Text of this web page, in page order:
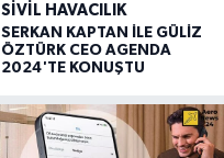
SIVIL HAVACILIK
SERKAN KAPTAN İLE GÜLİZ
ÖZTÜRK CEO AGENDA
2024'TE KONUŞTU